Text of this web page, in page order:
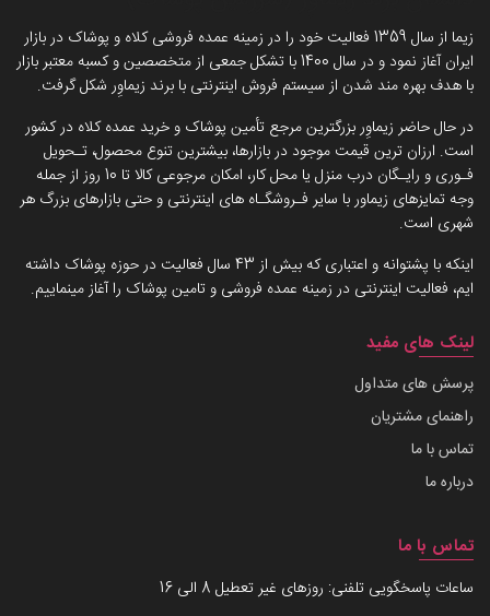
زیما از سال 1359 فعالیت خود را در زمینه عمده فروشی کلاه و پوشاک در بازار
ایران آغاز نمود و در سال 1400 با تشکل جمعی از متخصصین و کسبه معتبر بازار
با هدف بهره مند شدن از سیستم فروش اینترنتی با برند زیماوِر شکل گرفت.
در حال حاضر زیماوِر بزرگترین مرجع تأمین پوشاک و خرید عمده کلاه در کشور
است. ارزان ترین قیمت موجود در بازارها، بیشترین تنوع محصول، تـحویل
فـوری و رایـگان درب منزل یا محل کار، امکان مرجوعی کالا تا 10 روز از جمله
وجه تمایزهای زیماور با سایر فـروشگـاه های اینترنتی و حتی بازارهای بزرگ هر
شهری است.
اینکه با پشتوانه و اعتباری که بیش از 43 سال فعالیت در حوزه پوشاک داشته
ایم، فعالیت اینترنتی در زمینه عمده فروشی و تامین پوشاک را آغاز مینماییم.
لینک های مفید
پرسش های متداول
راهنمای مشتریان
تماس با ما
درباره ما
تماس با ما
ساعات پاسخگویی تلفنی: روزهای غیر تعطیل 8 الی 16